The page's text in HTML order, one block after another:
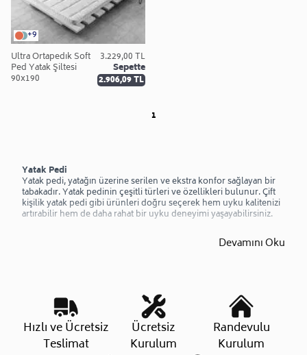
+9
Ultra Ortapedık Soft
Ped Yatak Şiltesi
90x190
3.229,00 TL
Sepette
2.906,09 TL
1
Yatak Pedi
Yatak pedi, yatağın üzerine serilen ve ekstra konfor sağlayan bir
tabakadır. Yatak pedinin çeşitli türleri ve özellikleri bulunur. Çift
kişilik yatak pedi gibi ürünleri doğru seçerek hem uyku kalitenizi
artırabilir hem de daha rahat bir uyku deneyimi yaşayabilirsiniz.
Devamını Oku
Hızlı ve Ücretsiz
Teslimat
Ücretsiz
Kurulum
Randevulu
Kurulum